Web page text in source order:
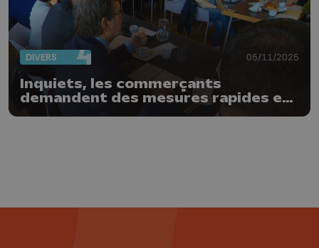
DIVERS 05/11/2025
Inquiets, les commerçants
demandent des mesures rapides et
concrètes